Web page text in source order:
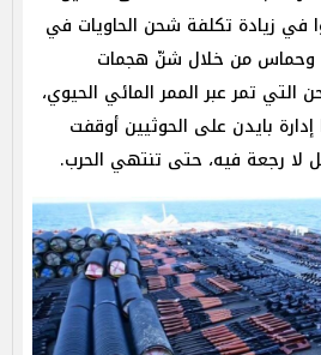
في زيادة تكلفة شحن الحاويات في
وحماس من خلال شنّ هجمات
تمر عبر الممر المائي الحيوي،
بايدن على الحوثيين أوقفت
لا رجعة فيه، حتى تنتهي الحرب.